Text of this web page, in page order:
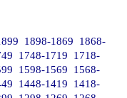
1898-1869
1868-
1748-1719
1718-
1598-1569
1568-
1448-1419
1418-